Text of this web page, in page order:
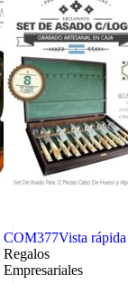
COM377Vista rápida
Regalos
Empresariales